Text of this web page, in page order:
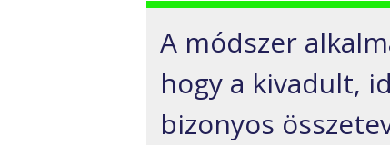
A módszer
hogy a kivadult,
bizonyos